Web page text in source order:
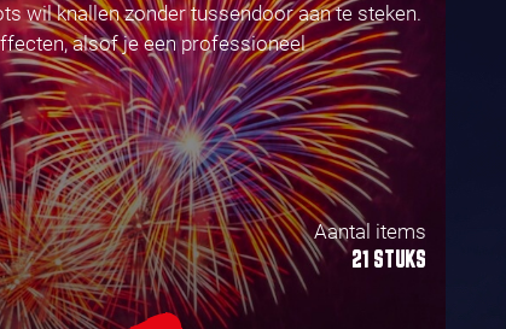
wil knallen zonder tussendoor aan te steken.
alsof je een professioneel
Aantal items
21 STUKS